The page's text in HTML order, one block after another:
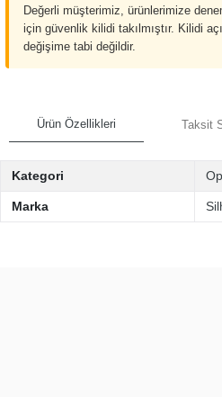
Değerli müşterimiz, ürünlerimize
için güvenlik kilidi takılmıştır. Kilidi
değişime tabi değildir.
Ürün Özellikleri Taksit
Kategori
Marka